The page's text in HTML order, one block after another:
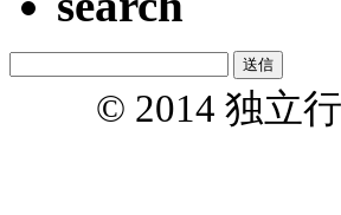
© 2014 独立